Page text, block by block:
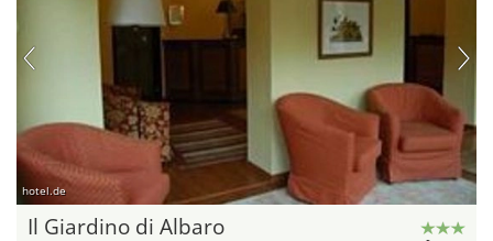
hotel.de
Il Giardino di Albaro